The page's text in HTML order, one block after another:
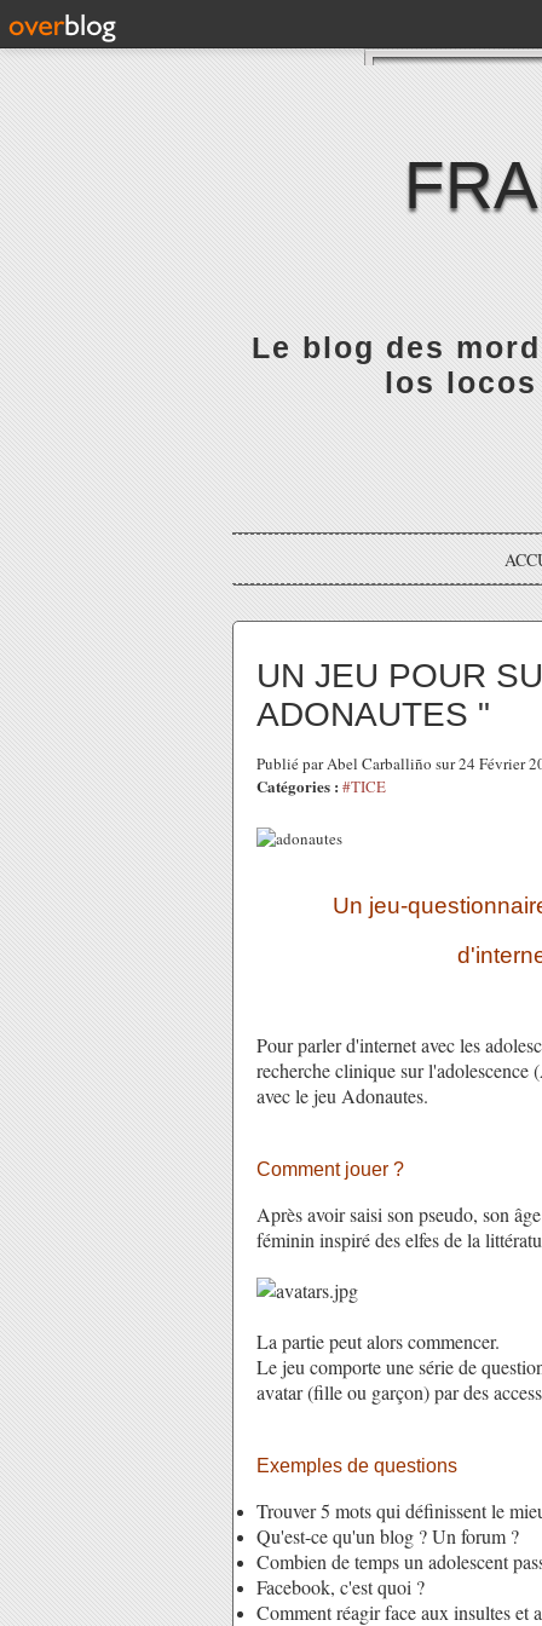
Le blog des
los
UN JEU POUR
ADONAUTES "
Publié par Abel Carballiño sur 24 Février
Catégories : #TICE
Un jeu-
Pour parler d'internet avec les
recherche clinique sur l'adolescence
avec le jeu Adonautes.
Comment jouer ?
Après avoir saisi son pseudo, son
féminin inspiré deselfes de la
La partie peut alors commencer.
Le jeu comporte une série de
avatar (fille ou garçon) par des
Exemples de questions
Trouver 5 mots qui définissent le
Qu'est-ce qu'un blog ? Un forum ?
Combien de temps un adolescent
Facebook, c'est quoi ?
Comment réagir face aux insultes et